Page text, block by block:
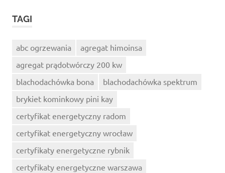
TAGI
abc ogrzewania
agregat himoinsa
agregat prądotwórczy 200 kw
blachodachówka bona
blachodachówka spektrum
brykiet kominkowy pini kay
certyfikat energetyczny radom
certyfikat energetyczny wrocław
certyfikaty energetyczne rybnik
certyfikaty energetyczne warszawa